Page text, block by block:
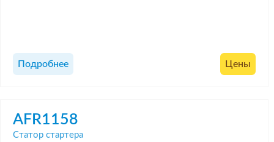
Подробнее Цены
AFR1158
Статор стартера